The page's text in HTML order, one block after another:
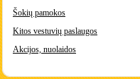
Šokių pamokos
Kitos vestuvių paslaugos
Akcijos, nuolaidos